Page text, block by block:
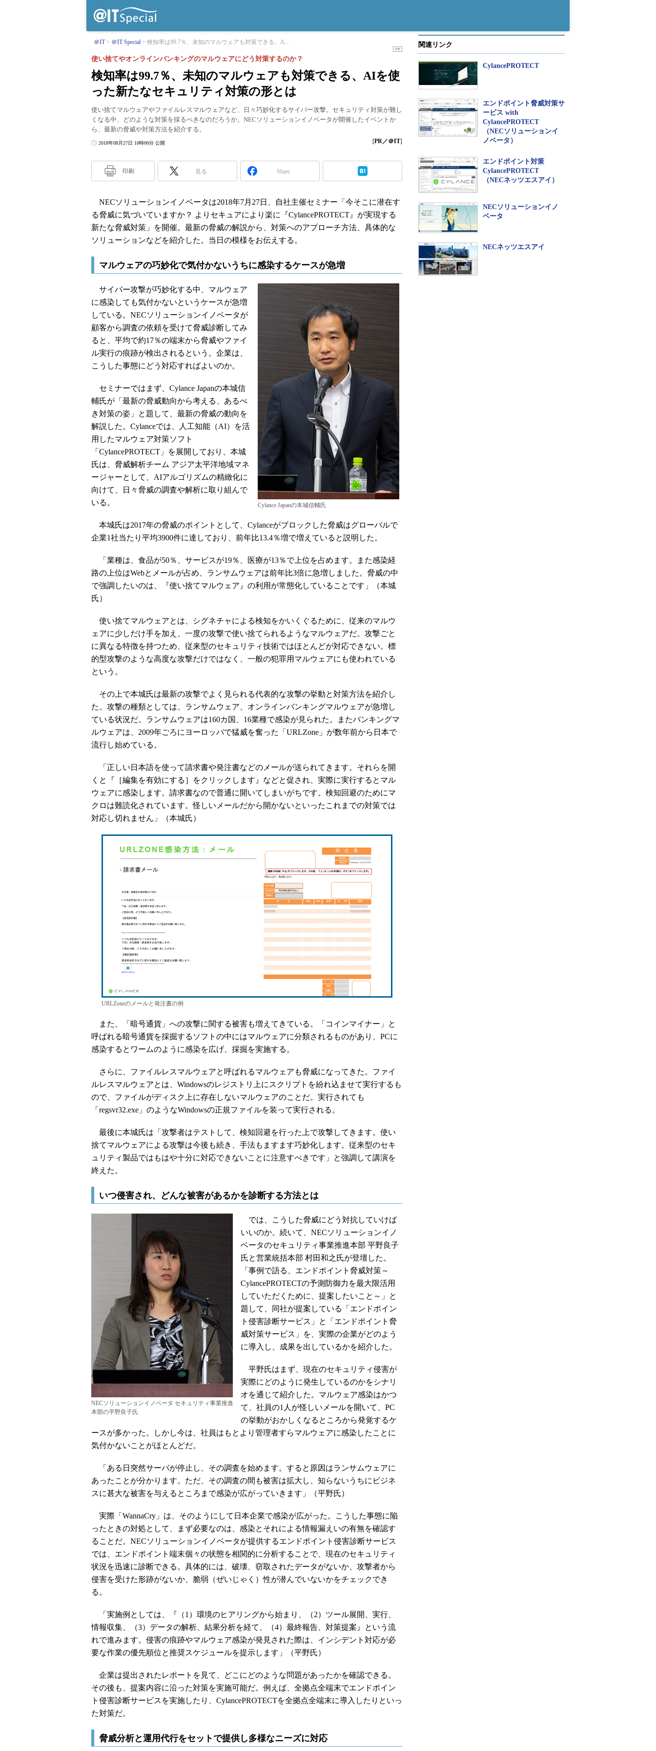
＠IT ＠IT Special 検知率は99.7％、未知のマルウェアも対策できる、A...
検知率は99.7％、未知のマルウェアも対策できる、AIを使
った新たなセキュリティ対策の形とは
使い捨てやオンラインバンキングのマルウェアにどう対策するのか？
使い捨てマルウェアやファイルレスマルウェアなど、日々巧妙化するサイバー攻撃。セキュリティ対策が難し
くなる中、どのような対策を採るべきなのだろうか。NECソリューションイノベータが開催したイベントか
ら、最新の脅威や対策方法を紹介する。
2018年08月27日 10時00分 公開 [PR／＠IT]
印刷 見る Share
NECソリューションイノベータは2018年7月27日、自社主催セミナー「今そこに潜在す
る脅威に気づいていますか？ よりセキュアにより楽に『CylancePROTECT』が実現する
新たな脅威対策」を開催。最新の脅威の解説から、対策へのアプローチ方法、具体的な
ソリューションなどを紹介した。当日の模様をお伝えする。
マルウェアの巧妙化で気付かないうちに感染するケースが急増
Cylance Japanの本城信輔氏
サイバー攻撃が巧妙化する中、マルウェア
に感染しても気付かないというケースが急増
している。NECソリューションイノベータが
顧客から調査の依頼を受けて脅威診断してみ
ると、平均で約17％の端末から脅威やファイ
ル実行の痕跡が検出されるという。企業は、
こうした事態にどう対応すればよいのか。
セミナーではまず、Cylance Japanの本城信
輔氏が「最新の脅威動向から考える、あるべ
き対策の姿」と題して、最新の脅威の動向を
解説した。Cylanceでは、人工知能（AI）を活
用したマルウェア対策ソフト
「CylancePROTECT」を展開しており、本城
氏は、脅威解析チーム アジア太平洋地域マネ
ージャーとして、AIアルゴリズムの精緻化に
向けて、日々脅威の調査や解析に取り組んで
いる。
本城氏は2017年の脅威のポイントとして、Cylanceがブロックした脅威はグローバルで
企業1社当たり平均3900件に達しており、前年比13.4％増で増えていると説明した。
「業種は、食品が50％、サービスが19％、医療が13％で上位を占めます。また感染経
路の上位はWebとメールが占め、ランサムウェアは前年比3倍に急増しました。脅威の中
で強調したいのは、『使い捨てマルウェア』の利用が常態化していることです」（本城
氏）
使い捨てマルウェアとは、シグネチャによる検知をかいくぐるために、従来のマルウ
ェアに少しだけ手を加え、一度の攻撃で使い捨てられるようなマルウェアだ。攻撃ごと
に異なる特徴を持つため、従来型のセキュリティ技術ではほとんどが対応できない。標
的型攻撃のような高度な攻撃だけではなく、一般の犯罪用マルウェアにも使われている
という。
その上で本城氏は最新の攻撃でよく見られる代表的な攻撃の挙動と対策方法を紹介し
た。攻撃の種類としては、ランサムウェア、オンラインバンキングマルウェアが急増し
ている状況だ。ランサムウェアは160カ国、16業種で感染が見られた。またバンキングマ
ルウェアは、2009年ごろにヨーロッパで猛威を奮った「URLZone」が数年前から日本で
流行し始めている。
「正しい日本語を使って請求書や発注書などのメールが送られてきます。それらを開
くと『［編集を有効にする］をクリックします』などと促され、実際に実行するとマル
ウェアに感染します。請求書なので普通に開いてしまいがちです。検知回避のためにマ
クロは難読化されています。怪しいメールだから開かないといったこれまでの対策では
対応し切れません」（本城氏）
URLZoneのメールと発注書の例
また、「暗号通貨」への攻撃に関する被害も増えてきている。「コインマイナー」と
呼ばれる暗号通貨を採掘するソフトの中にはマルウェアに分類されるものがあり、PCに
感染するとワームのように感染を広げ、採掘を実施する。
さらに、ファイルレスマルウェアと呼ばれるマルウェアも脅威になってきた。ファイ
ルレスマルウェアとは、Windowsのレジストリ上にスクリプトを紛れ込ませて実行するも
ので、ファイルがディスク上に存在しないマルウェアのことだ。実行されても
「regsvr32.exe」のようなWindowsの正規ファイルを装って実行される。
最後に本城氏は「攻撃者はテストして、検知回避を行った上で攻撃してきます。使い
捨てマルウェアによる攻撃は今後も続き、手法もますます巧妙化します。従来型のセキ
ュリティ製品ではもはや十分に対応できないことに注意すべきです」と強調して講演を
終えた。
いつ侵害され、どんな被害があるかを診断する方法とは
NECソリューションイノベータ セキュリティ事業推進
本部の平野良子氏
では、こうした脅威にどう対抗していけば
いいのか。続いて、NECソリューションイノ
ベータのセキュリティ事業推進本部 平野良子
氏と営業統括本部 村田和之氏が登壇した。
「事例で語る、エンドポイント脅威対策～
CylancePROTECTの予測防御力を最大限活用
していただくために、提案したいこと～」と
題して、同社が提案している「エンドポイン
ト侵害診断サービス」と「エンドポイント脅
威対策サービス」を、実際の企業がどのよう
に導入し、成果を出しているかを紹介した。
平野氏はまず、現在のセキュリティ侵害が
実際にどのように発生しているのかをシナリ
オを通じて紹介した。マルウェア感染はかつ
て、社員の1人が怪しいメールを開いて、PC
の挙動がおかしくなるところから発覚するケ
ースが多かった。しかし今は、社員はもとより管理者すらマルウェアに感染したことに
気付かないことがほとんどだ。
「ある日突然サーバが停止し、その調査を始めます。すると原因はランサムウェアに
あったことが分かります。ただ、その調査の間も被害は拡大し、知らないうちにビジネ
スに甚大な被害を与えるところまで感染が広がっていきます」（平野氏）
実際「WannaCry」は、そのようにして日本企業で感染が広がった。こうした事態に陥
ったときの対処として、まず必要なのは、感染とそれによる情報漏えいの有無を確認す
ることだ。NECソリューションイノベータが提供するエンドポイント侵害診断サービス
では、エンドポイント端末個々の状態を相関的に分析することで、現在のセキュリティ
状況を迅速に診断できる。具体的には、破壊、窃取されたデータがないか、攻撃者から
侵害を受けた形跡がないか、脆弱（ぜいじゃく）性が潜んでいないかをチェックでき
る。
「実施例としては、『（1）環境のヒアリングから始まり、（2）ツール展開、実行、
情報収集、（3）データの解析、結果分析を経て、（4）最終報告、対策提案』という流
れで進みます。侵害の痕跡やマルウェア感染が発見された際は、インシデント対応が必
要な作業の優先順位と推奨スケジュールを提示します」（平野氏）
企業は提出されたレポートを見て、どこにどのような問題があったかを確認できる。
その後も、提案内容に沿った対策を実施可能だ。例えば、全拠点全端末でエンドポイン
ト侵害診断サービスを実施したり、CylancePROTECTを全拠点全端末に導入したりといっ
た対策だ。
脅威分析と運用代行をセットで提供し多様なニーズに対応
関連リンク
CylancePROTECT
エンドポイント脅威対策サ
ービス with
CylancePROTECT
（NECソリューションイ
ノベータ）
エンドポイント対策
CylancePROTECT
（NECネッツエスアイ）
NECソリューションイノ
ベータ
NECネッツエスアイ